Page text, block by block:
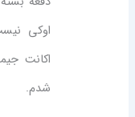
اوکی
اکانت
شدم.